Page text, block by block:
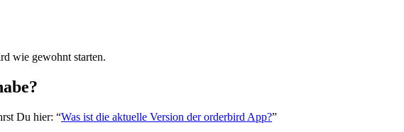
wie gewohnt starten.
Du hier: “Was ist die aktuelle Version der orderbird App?”